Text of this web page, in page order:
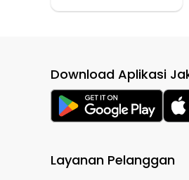
Download Aplikasi
Layanan Pelanggan